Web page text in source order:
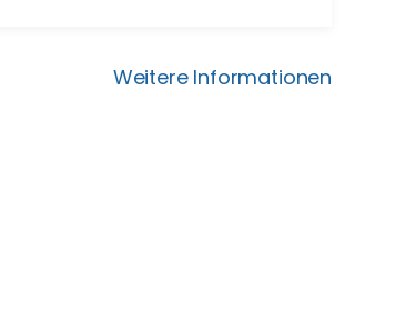
Weitere Informationen